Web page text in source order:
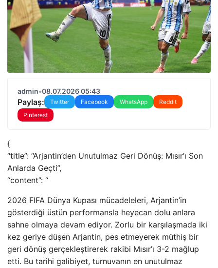
admin•08.07.2026 05:43
Paylaş: Twitter Facebook WhatsApp
Reddit
Pinterest
{
“title”: “Arjantin’den Unutulmaz Geri Dönüş: Mısır’ı Son
Anlarda Geçti”,
“content”: “
2026 FIFA Dünya Kupası mücadeleleri, Arjantin’in
gösterdiği üstün performansla heyecan dolu anlara
sahne olmaya devam ediyor. Zorlu bir karşılaşmada iki
kez geriye düşen Arjantin, pes etmeyerek müthiş bir
geri dönüş gerçekleştirerek rakibi Mısır’ı 3-2 mağlup
etti. Bu tarihi galibiyet, turnuvanın en unutulmaz